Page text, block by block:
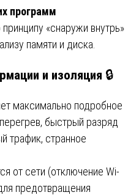
программ
принципу «снаружи внутрь»
памяти и диска.
и изоляция 🔒
максимально подробное
быстрый разряд
трафик, странное
от сети (отключение Wi-
предотвращения